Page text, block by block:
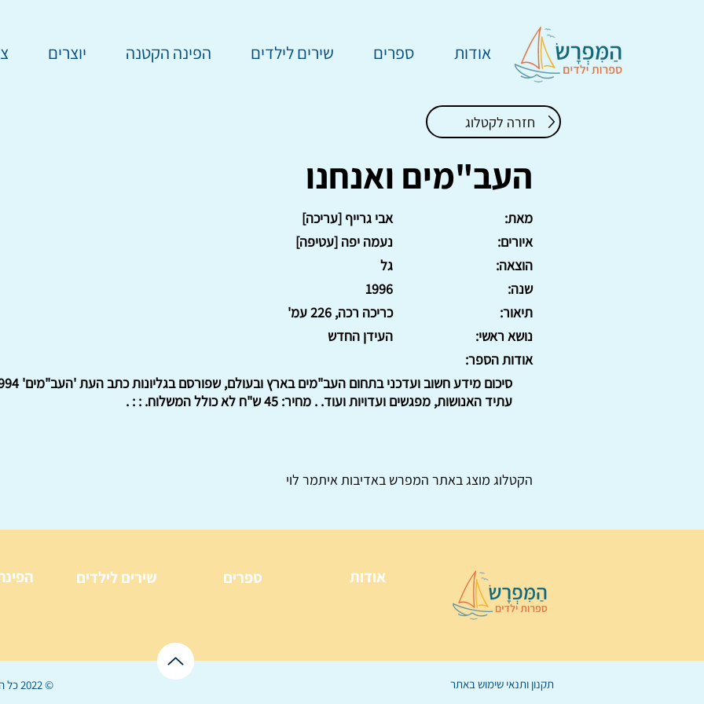
אודות ספרים שירים לילדים הפינה הקטנה יוצרים
חזרה לקטלוג
העב"מים ואנחנו
אבי גרייף [עריכה]
מאת:
נעמה יפה [עטיפה]
איורים:
גל
הוצאה:
1996
שנה:
כריכה רכה, 226 עמ'
תיאור:
העידן החדש
נושא ראשי:
אודות הספר:
עתיד האנושות, מפגשים ועדויות ועוד. . מחיר: 45 ש"ח לא כולל המשלוח. : : .
הקטלוג מוצג באתר המפרש באדיבות איתמר לוי
שירים לילדים ספרים אודות
© 2022 כל הזכויות שמורות ל תקנון ותנאי שימוש באתר